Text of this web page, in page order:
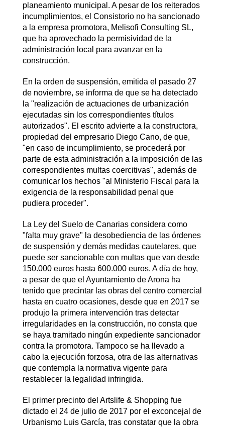
planeamiento municipal. A pesar de los reiterados
incumplimientos, el Consistorio no ha sancionado
a la empresa promotora, Melisofi Consulting SL,
que ha aprovechado la permisividad de la
administración local para avanzar en la
construcción.
En la orden de suspensión, emitida el pasado 27
de noviembre, se informa de que se ha detectado
la "realización de actuaciones de urbanización
ejecutadas sin los correspondientes títulos
autorizados". El escrito advierte a la constructora,
propiedad del empresario Diego Cano, de que,
"en caso de incumplimiento, se procederá por
parte de esta administración a la imposición de las
correspondientes multas coercitivas", además de
comunicar los hechos "al Ministerio Fiscal para la
exigencia de la responsabilidad penal que
pudiera proceder".
La Ley del Suelo de Canarias considera como
"falta muy grave" la desobediencia de las órdenes
de suspensión y demás medidas cautelares, que
puede ser sancionable con multas que van desde
150.000 euros hasta 600.000 euros. A día de hoy,
a pesar de que el Ayuntamiento de Arona ha
tenido que precintar las obras del centro comercial
hasta en cuatro ocasiones, desde que en 2017 se
produjo la primera intervención tras detectar
irregularidades en la construcción, no consta que
se haya tramitado ningún expediente sancionador
contra la promotora. Tampoco se ha llevado a
cabo la ejecución forzosa, otra de las alternativas
que contempla la normativa vigente para
restablecer la legalidad infringida.
El primer precinto del Artslife & Shopping fue
dictado el 24 de julio de 2017 por el exconcejal de
Urbanismo Luis García, tras constatar que la obra